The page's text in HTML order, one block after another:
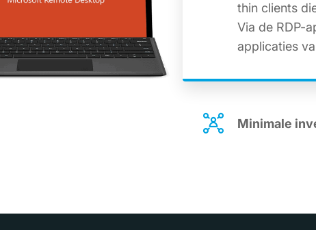
thin clients
Via de RDP-
applicaties
Minimale